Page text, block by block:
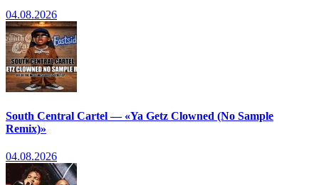
04.08.2026
South Central Cartel — «Ya Getz Clowned (No Sample
Remix)»
04.08.2026